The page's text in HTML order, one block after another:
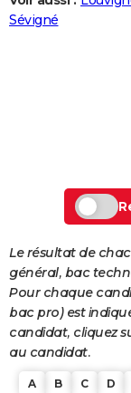
Destinations
City break
Voyage nature
Voyage de noces
Forum
Climat
+
PHOTO
Dictionnaire
PROGRAMME TV
S'inscrire
Se connecter
Lycées
Collèges
Primaires
Universités
Entreprises
Service militaire
Avis de recherche
AVIS DE DÉCÈS
FORUM
Bricolage
Lifestyle
Culture
Sport
Auto
Television
Voyage
Cinema
Sévigné
Le résultat de
général, bac
Pour chaque
bac pro) est
candidat, cliquez
au candidat.
A B C D